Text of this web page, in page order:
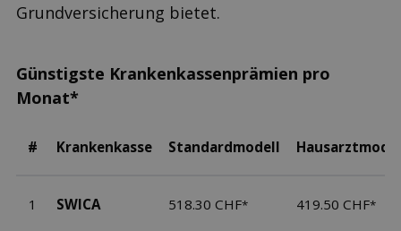
Grundversicherung bietet.
Günstigste Krankenkassenprämien pro
Monat*
# Krankenkasse Standardmodell
1 SWICA 518.30 CHF* 419.50 CHF*